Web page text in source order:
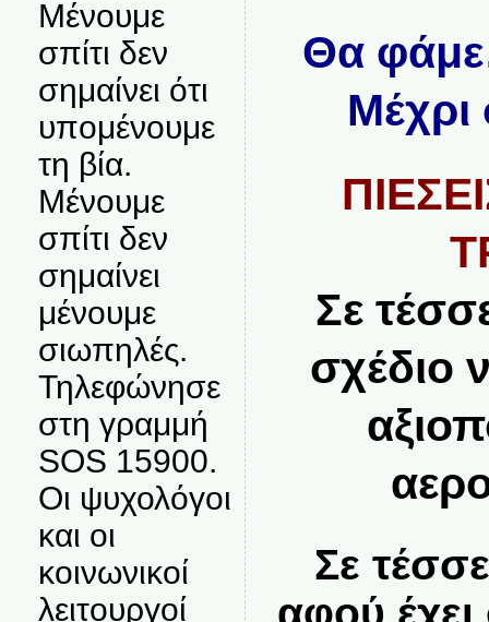
Μένουμε
σπίτι δεν
σημαίνει ότι
υπομένουμε
τη βία.
Μένουμε
σπίτι δεν
σημαίνει
μένουμε
σιωπηλές.
Τηλεφώνησε
στη γραμμή
SOS 15900.
Οι ψυχολόγοι
και οι
κοινωνικοί
λειτουργοί
Θα
Σε
σχέδιο
Σε
αφού